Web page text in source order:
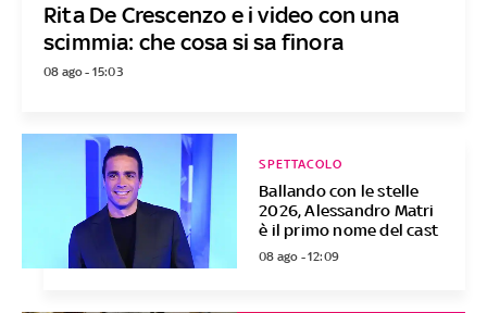
Rita De Crescenzo e i video con una
scimmia: che cosa si sa finora
08 ago - 15:03
Ballando con le stelle
2026, Alessandro Matri
è il primo nome del cast
SPETTACOLO
08 ago - 12:09